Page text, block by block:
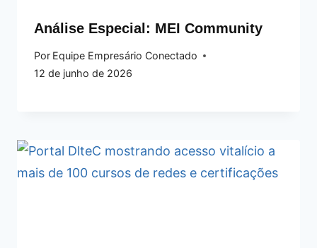
Análise Especial: MEI Community
Por Equipe Empresário Conectado
12 de junho de 2026